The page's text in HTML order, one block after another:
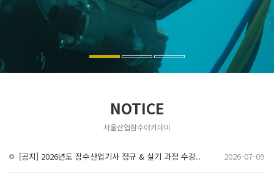
NOTICE
서울산업잠수아카데미
[공지] 2026년도 잠수산업기사 정규 & 실기 과정 수강.. 2026-07-09